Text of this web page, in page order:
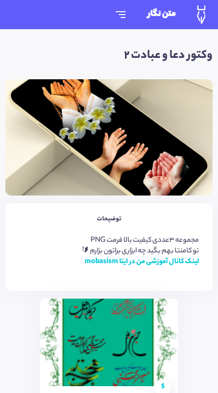
متن نگار
وکتور دعا و عبادت 2
توضیحات
مجموعه 3عددی کیفیت بالا فرمت PNG
تو کامنتا بهم بگید چه ابزاری براتون بزارم 🔰
لینک کانال آموزشی من در ایتا mobasism
$